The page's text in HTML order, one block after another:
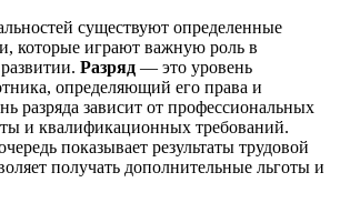
существуют определенные
которые играют важную роль в
Разряд — это уровень
определяющий его права и
разряда зависит от профессиональных
и квалификационных требований.
показывает результаты трудовой
получать дополнительные льготы и